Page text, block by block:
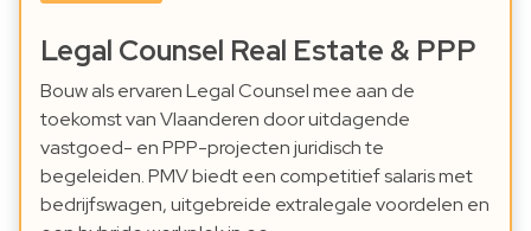
Legal Counsel Real Estate & PPP
Bouw als ervaren Legal Counsel mee aan de
toekomst van Vlaanderen door uitdagende
vastgoed- en PPP-projecten juridisch te
begeleiden. PMV biedt een competitief salaris met
bedrijfswagen, uitgebreide extralegale voordelen en